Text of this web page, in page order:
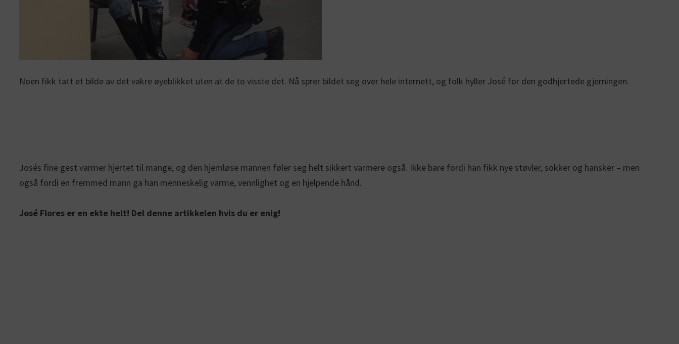
Noen fikk tatt et bilde av det vakre øyeblikket uten at de to visste det. Nå sprer bildet seg over hele internett, og folk hyller José for den godhjertede gjerningen.
Josés fine gest varmer hjertet til mange, og den hjemløse mannen føler seg helt sikkert varmere også. Ikke bare fordi han fikk nye støvler, sokker og hansker – men
også fordi en fremmed mann ga han menneskelig varme, vennlighet og en hjelpende hånd.
José Flores er en ekte helt! Del denne artikkelen hvis du er enig!